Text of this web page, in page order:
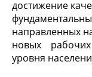
достижение
направленных
новых
уровня